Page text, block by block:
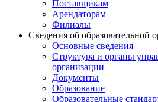
Поставщикам
Арендаторам
Филиалы
Сведения об образовательной
Основные сведения
Структура и органы
организации
Документы
Образование
Образовательные